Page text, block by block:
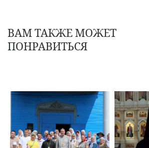
ВАМ ТАКЖЕ МОЖЕТ
ПОНРАВИТЬСЯ